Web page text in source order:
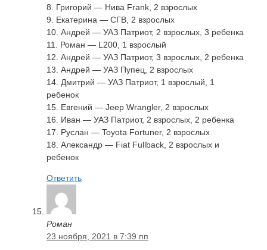
8. Григорий — Нива Frank, 2 взрослых
9. Екатерина — CГВ, 2 взрослых
10. Андрей — УАЗ Патриот, 2 взрослых, 3 ребенка
11. Роман — L200, 1 взрослый
12. Андрей — УАЗ Патриот, 3 взрослых, 2 ребенка
13. Андрей — УАЗ Пупец, 2 взрослых
14. Дмитрий — УАЗ Патриот, 1 взрослый, 1
ребенок
15. Евгений — Jeep Wrangler, 2 взрослых
16. Иван — УАЗ Патриот, 2 взрослых, 2 ребенка
17. Руслан — Toyota Fortuner, 2 взрослых
18. Александр — Fiat Fullback, 2 взрослых и
ребенок
Ответить
Роман
23 ноября, 2021 в 7:39 пп